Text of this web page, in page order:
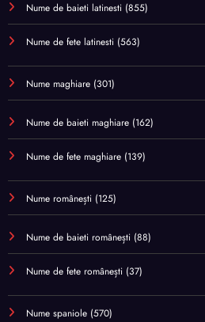
Nume de baieti latinesti (855)
Nume de fete latinesti (563)
Nume maghiare (301)
Nume de baieti maghiare (162)
Nume de fete maghiare (139)
Nume românești (125)
Nume de baieti românești (88)
Nume de fete românești (37)
Nume spaniole (570)